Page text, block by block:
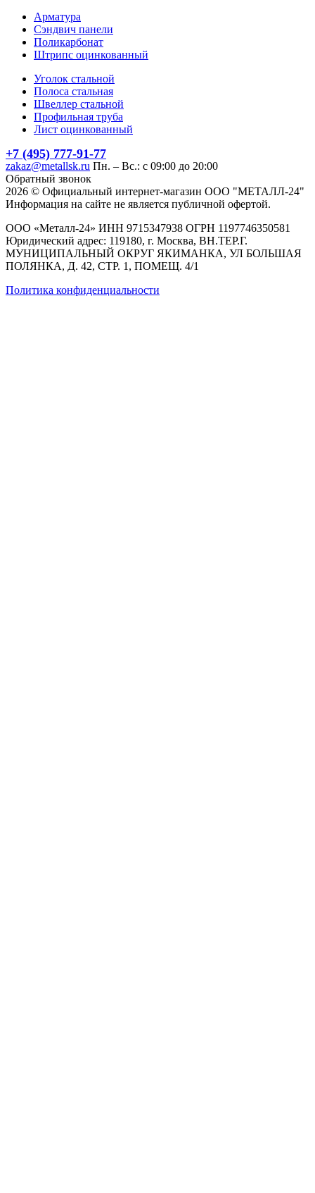
Арматура
Сэндвич панели
Поликарбонат
Штрипс оцинкованный
Уголок стальной
Полоса стальная
Швеллер стальной
Профильная труба
Лист оцинкованный
+7 (495) 777-91-77
zakaz@metallsk.ru Пн. – Вс.: с 09:00 до 20:00
Обратный звонок
2026 © Официальный интернет-магазин ООО "МЕТАЛЛ-24"
Информация на сайте не является публичной офертой.
ООО «Металл-24» ИНН 9715347938 ОГРН 1197746350581
Юридический адрес: 119180, г. Москва, ВН.ТЕР.Г.
МУНИЦИПАЛЬНЫЙ ОКРУГ ЯКИМАНКА, УЛ БОЛЬШАЯ
ПОЛЯНКА, Д. 42, СТР. 1, ПОМЕЩ. 4/1
Политика конфиденциальности